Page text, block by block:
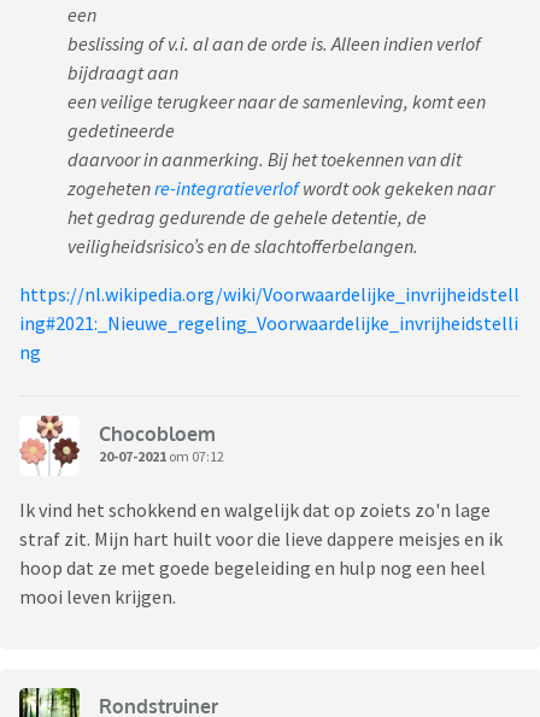
een
beslissing of v.i. al aan de orde is. Alleen indien verlof
bijdraagt aan
een veilige terugkeer naar de samenleving, komt een
gedetineerde
daarvoor in aanmerking. Bij het toekennen van dit
zogehetenre-integratieverlofwordt ook gekeken naar
het gedrag gedurende de gehele detentie, de
veiligheidsrisico’s en de slachtofferbelangen.
https://nl.wikipedia.org/wiki/Voorwaardelijke_invrijheidstell
ing#2021:_Nieuwe_regeling_Voorwaardelijke_invrijheidstelli
ng
Chocobloem
20-07-2021 om 07:12
Ik vind het schokkend en walgelijk dat op zoiets zo'n lage
straf zit. Mijn hart huilt voor die lieve dappere meisjes en ik
hoop dat ze met goede begeleiding en hulp nog een heel
mooi leven krijgen.
Rondstruiner